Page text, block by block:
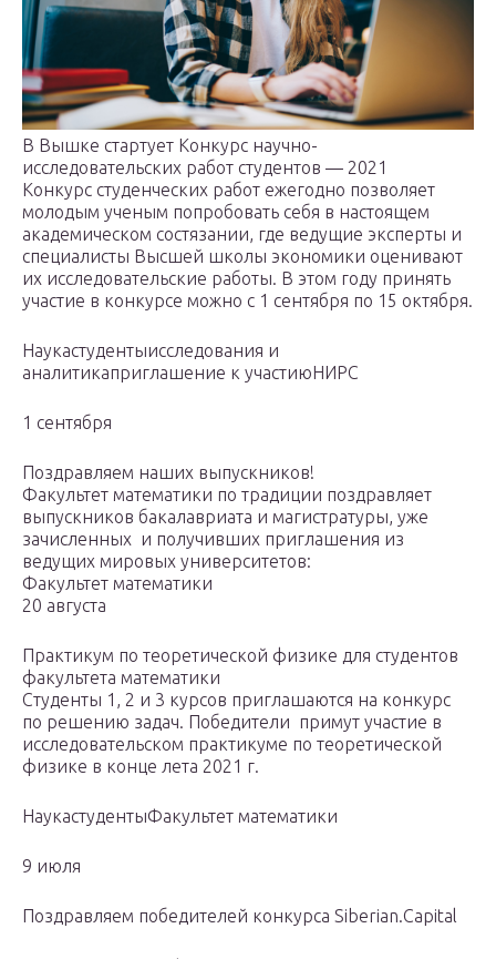
В Вышке стартует Конкурс научно-
исследовательских работ студентов — 2021
Конкурс студенческих работ ежегодно позволяет
молодым ученым попробовать себя в настоящем
академическом состязании, где ведущие эксперты и
специалисты Высшей школы экономики оценивают
их исследовательские работы. В этом году принять
участие в конкурсе можно с 1 сентября по 15 октября.
Наукастудентыисследования и
аналитикаприглашение к участиюНИРС
1 сентября
Поздравляем наших выпускников!
Факультет математики по традиции поздравляет
выпускников бакалавриата и магистратуры, уже
зачисленных и получивших приглашения из
ведущих мировых университетов:
Факультет математики
20 августа
Практикум по теоретической физике для студентов
факультета математики
Студенты 1, 2 и 3 курсов приглашаются на конкурс
по решению задач. Победители примут участие в
исследовательском практикуме по теоретической
физике в конце лета 2021 г.
НаукастудентыФакультет математики
9 июля
Поздравляем победителей конкурса Siberian.Capital